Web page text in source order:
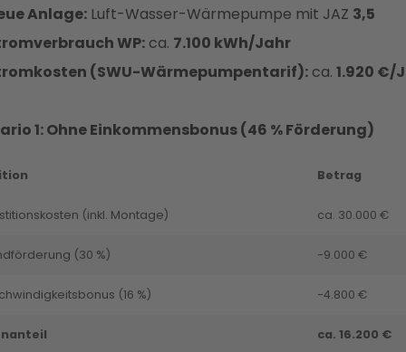
Anlage:Luft-Wasser-Wärmepumpe mit JAZ 3,5
WP:ca. 7.100 kWh/Jahr
(SWU-Wärmepumpentarif):ca. 1.920 €/
1: Ohne Einkommensbonus (46 % Förderung)
Betrag
(inkl. Montage) ca. 30.000 €
(30 %) −9.000 €
(16 %) −4.800 €
ca. 16.200 €